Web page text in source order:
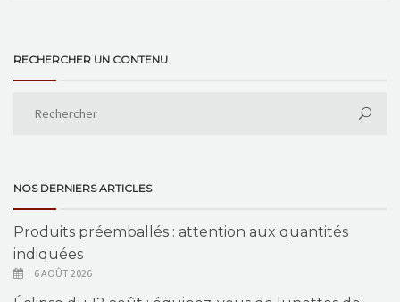
RECHERCHER UN CONTENU
NOS DERNIERS ARTICLES
Produits préemballés : attention aux quantités
indiquées
6 AOÛT 2026